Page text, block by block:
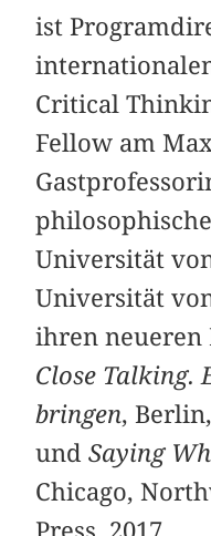
ist
Critical
Fellow am
Universität
Universität
ihren neueren
Close Talking.
bringen,
undSaying
Chicago,